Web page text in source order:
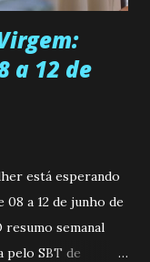
a 12 de
está esperando
a 12 de junho de
resumo semanal
pelo SBT de